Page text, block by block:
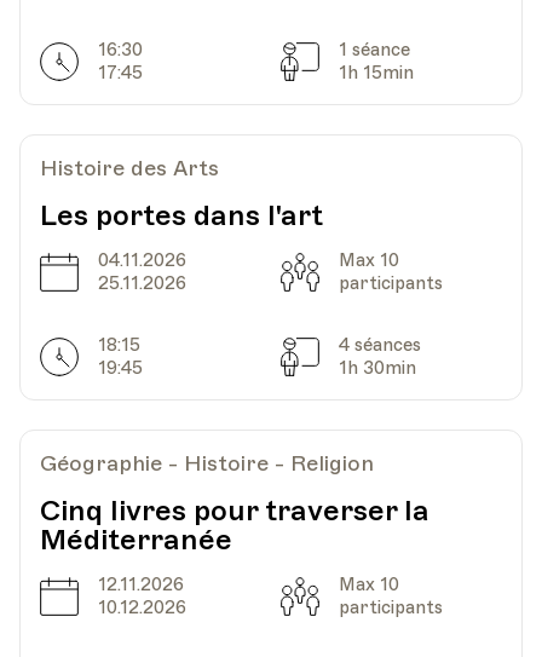
Horarires
16:30
17:45
Séances
1 séance
1h 15min
Histoire des Arts
Les portes dans l'art
Date
04.11.2026
25.11.2026
Capacité
Max 10
participants
Horarires
18:15
19:45
Séances
4 séances
1h 30min
Géographie - Histoire - Religion
Cinq livres pour traverser la
Méditerranée
Date
12.11.2026
10.12.2026
Capacité
Max 10
participants